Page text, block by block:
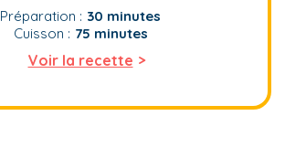
Préparation : 30 minutes
Cuisson : 75 minutes
Voir la recette >